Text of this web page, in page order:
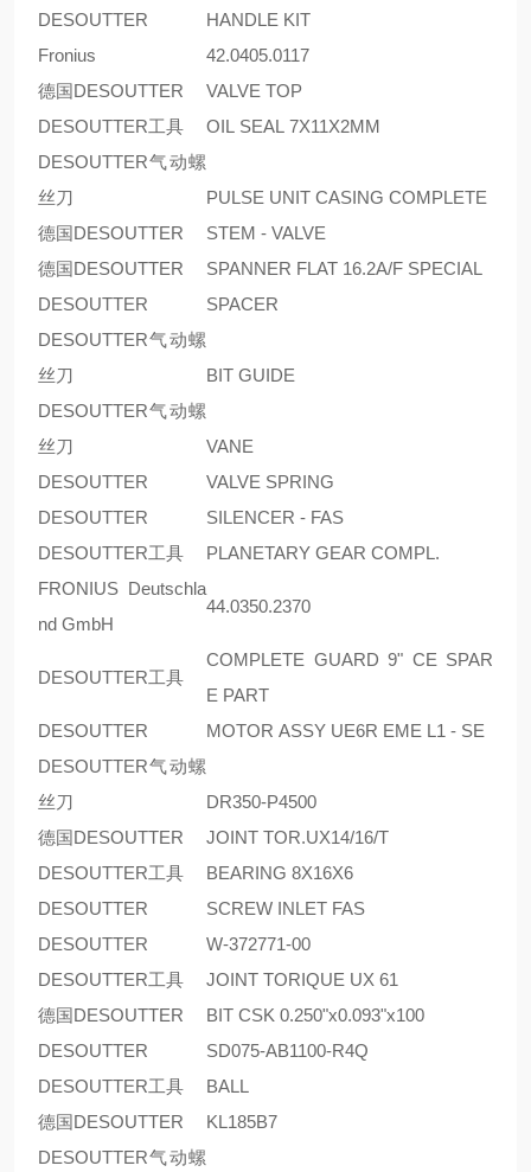
DESOUTTER
HANDLE KIT
Fronius
42.0405.0117
德国DESOUTTER
VALVE TOP
DESOUTTER工具
OIL SEAL 7X11X2MM
DESOUTTER气动螺
丝刀
PULSE UNIT CASING COMPLETE
德国DESOUTTER
STEM - VALVE
德国DESOUTTER
SPANNER FLAT 16.2A/F SPECIAL
DESOUTTER
SPACER
DESOUTTER气动螺
丝刀
BIT GUIDE
DESOUTTER气动螺
丝刀
VANE
DESOUTTER
VALVE SPRING
DESOUTTER
SILENCER - FAS
DESOUTTER工具
PLANETARY GEAR COMPL.
FRONIUS Deutschla
nd GmbH
44.0350.2370
DESOUTTER工具
COMPLETE GUARD 9" CE SPAR
E PART
DESOUTTER
MOTOR ASSY UE6R EME L1 - SE
DESOUTTER气动螺
丝刀
DR350-P4500
德国DESOUTTER
JOINT TOR.UX14/16/T
DESOUTTER工具
BEARING 8X16X6
DESOUTTER
SCREW INLET FAS
DESOUTTER
W-372771-00
DESOUTTER工具
JOINT TORIQUE UX 61
德国DESOUTTER
BIT CSK 0.250"x0.093"x100
DESOUTTER
SD075-AB1100-R4Q
DESOUTTER工具
BALL
德国DESOUTTER
KL185B7
DESOUTTER气动螺